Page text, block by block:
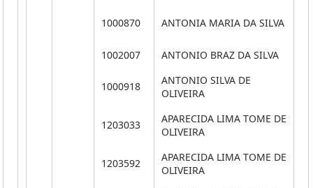
1000870 ANTONIA MARIA DA SILVA
1002007 ANTONIO BRAZ DA SILVA
1000918
ANTONIO SILVA DE
OLIVEIRA
1203033
APARECIDA LIMA TOME DE
OLIVEIRA
1203592
APARECIDA LIMA TOME DE
OLIVEIRA